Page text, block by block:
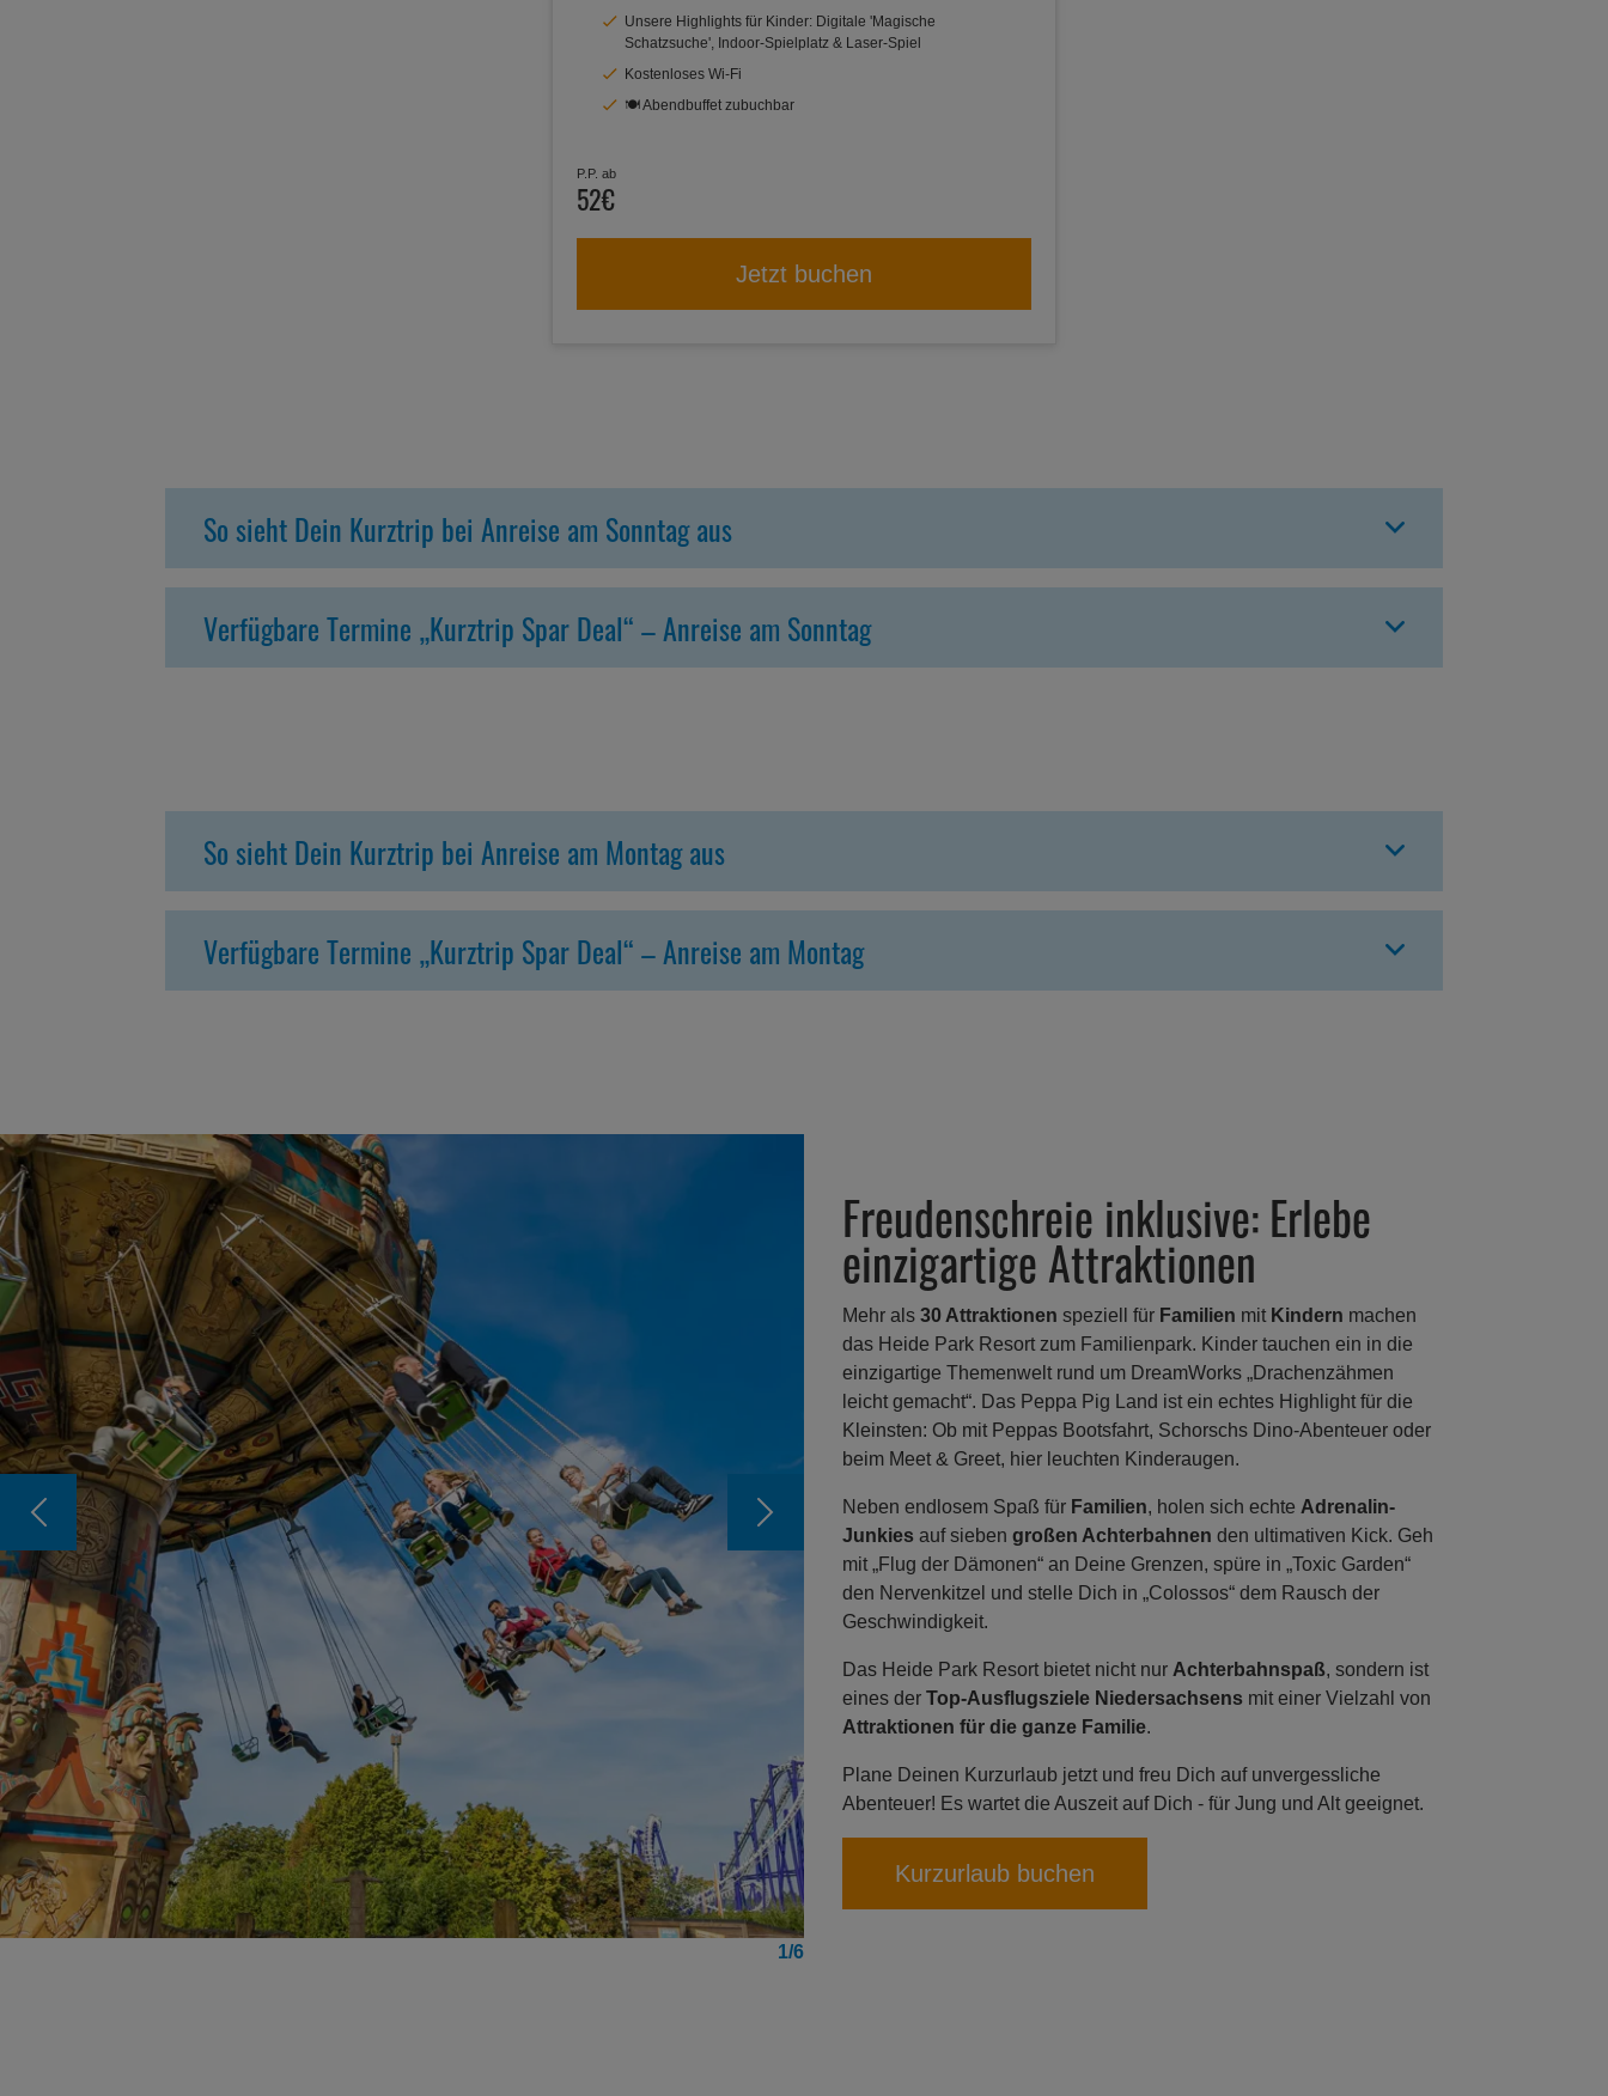
Unsere Highlights für Kinder: Digitale 'Magische
Schatzsuche', Indoor-Spielplatz & Laser-Spiel
Kostenloses Wi-Fi
🍽️ Abendbuffet zubuchbar
P.P. ab
52€
Jetzt buchen
So sieht Dein Kurztrip bei Anreise am Sonntag aus
Verfügbare Termine „Kurztrip Spar Deal“ – Anreise am Sonntag
So sieht Dein Kurztrip bei Anreise am Montag aus
Verfügbare Termine „Kurztrip Spar Deal“ – Anreise am Montag
1/6
Freudenschreie inklusive: Erlebe
einzigartige Attraktionen
Mehr als 30 Attraktionen speziell für Familien mit Kindern machen
das Heide Park Resort zum Familienpark. Kinder tauchen ein in die
einzigartige Themenwelt rund um DreamWorks „Drachenzähmen
leicht gemacht“. Das Peppa Pig Land ist ein echtes Highlight für die
Kleinsten: Ob mit Peppas Bootsfahrt, Schorschs Dino-Abenteuer oder
beim Meet & Greet, hier leuchten Kinderaugen.
Neben endlosem Spaß für Familien, holen sich echte Adrenalin-
Junkies auf sieben großen Achterbahnen den ultimativen Kick. Geh
mit „Flug der Dämonen“ an Deine Grenzen, spüre in „Toxic Garden“
den Nervenkitzel und stelle Dich in „Colossos“ dem Rausch der
Geschwindigkeit.
Das Heide Park Resort bietet nicht nur Achterbahnspaß, sondern ist
eines der Top-Ausflugsziele Niedersachsens mit einer Vielzahl von
Attraktionen für die ganze Familie.
Plane Deinen Kurzurlaub jetzt und freu Dich auf unvergessliche
Abenteuer! Es wartet die Auszeit auf Dich - für Jung und Alt geeignet.
Kurzurlaub buchen